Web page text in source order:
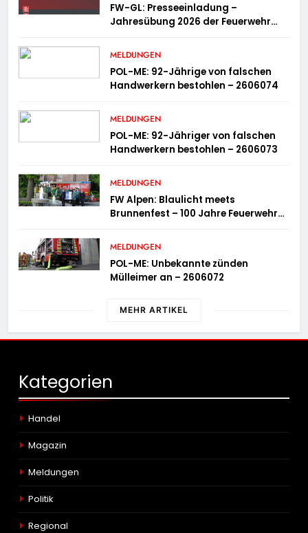
FW-GL: Presseeinladung –
Jahresübung 2026 der Feuerwehr
MELDUNGEN
POL-ME: 92-Jährige von falschen
Handwerkern bestohlen – 2606074
MELDUNGEN
POL-ME: 92-Jähriger von falschen
Handwerkern bestohlen – 2606073
MELDUNGEN
FW Alpen: Blaulicht meets
Brunnenfest – 100 Jahre Feuerwehr
MELDUNGEN
POL-ME: Unbekannte zünden
Mülleimer an – 2606072
MEHR ARTIKEL
Kategorien
Handel
Magazin
Meldungen
Politik
Regional